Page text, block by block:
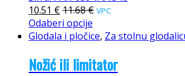
10.51 €11.68€ VPC
Odaberi opcije
Glodala i pločice, Za stolnu
Nožić ili limitator